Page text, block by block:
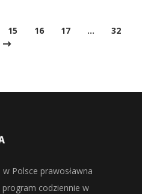
15 16 17 … 32
Polsce prawosławna
codziennie w